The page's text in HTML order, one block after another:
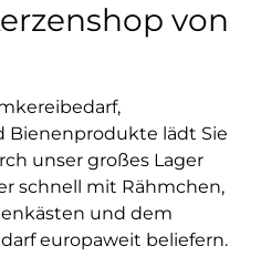
von
Bienenprodukte lädt Sie
unser großes Lager
schnell mit Rähmchen,
und dem
europaweit beliefern.